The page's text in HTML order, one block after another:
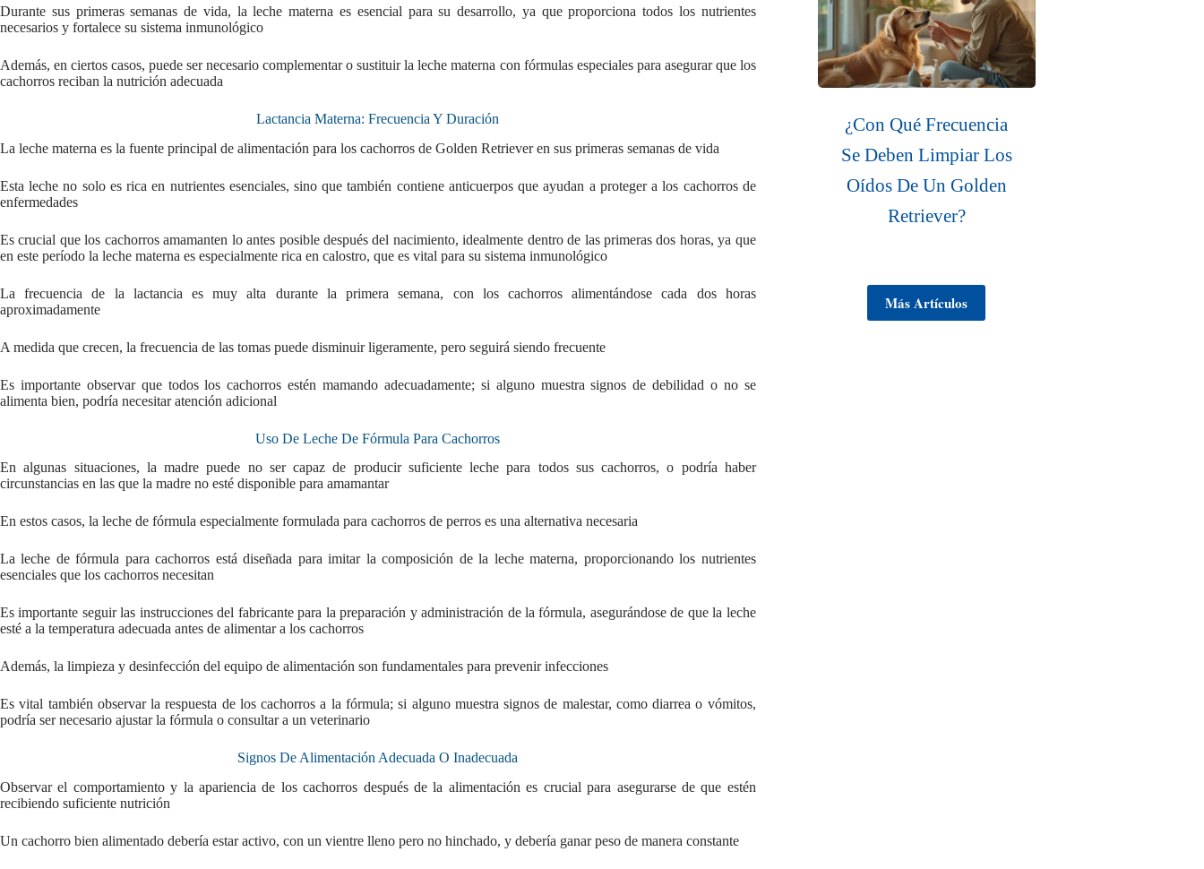
Durante sus primeras semanas de vida, la leche materna es esencial para su desarrollo, ya que proporciona todos los nutrientes
necesarios y fortalece su sistema inmunológico
Además, en ciertos casos, puede ser necesario complementar o sustituir la leche materna con fórmulas especiales para asegurar que los
cachorros reciban la nutrición adecuada
Lactancia Materna: Frecuencia Y Duración
La leche materna es la fuente principal de alimentación para los cachorros de Golden Retriever en sus primeras semanas de vida
Esta leche no solo es rica en nutrientes esenciales, sino que también contiene anticuerpos que ayudan a proteger a los cachorros de
enfermedades
Es crucial que los cachorros amamanten lo antes posible después del nacimiento, idealmente dentro de las primeras dos horas, ya que
en este período la leche materna es especialmente rica en calostro, que es vital para su sistema inmunológico
La frecuencia de la lactancia es muy alta durante la primera semana, con los cachorros alimentándose cada dos horas
aproximadamente
A medida que crecen, la frecuencia de las tomas puede disminuir ligeramente, pero seguirá siendo frecuente
Es importante observar que todos los cachorros estén mamando adecuadamente; si alguno muestra signos de debilidad o no se
alimenta bien, podría necesitar atención adicional
Uso De Leche De Fórmula Para Cachorros
En algunas situaciones, la madre puede no ser capaz de producir suficiente leche para todos sus cachorros, o podría haber
circunstancias en las que la madre no esté disponible para amamantar
En estos casos, la leche de fórmula especialmente formulada para cachorros de perros es una alternativa necesaria
La leche de fórmula para cachorros está diseñada para imitar la composición de la leche materna, proporcionando los nutrientes
esenciales que los cachorros necesitan
Es importante seguir las instrucciones del fabricante para la preparación y administración de la fórmula, asegurándose de que la leche
esté a la temperatura adecuada antes de alimentar a los cachorros
Además, la limpieza y desinfección del equipo de alimentación son fundamentales para prevenir infecciones
Es vital también observar la respuesta de los cachorros a la fórmula; si alguno muestra signos de malestar, como diarrea o vómitos,
podría ser necesario ajustar la fórmula o consultar a un veterinario
Signos De Alimentación Adecuada O Inadecuada
Observar el comportamiento y la apariencia de los cachorros después de la alimentación es crucial para asegurarse de que estén
recibiendo suficiente nutrición
Un cachorro bien alimentado debería estar activo, con un vientre lleno pero no hinchado, y debería ganar peso de manera constante
¿Con Qué Frecuencia
Se Deben Limpiar Los
Oídos De Un Golden
Retriever?
Más Artículos